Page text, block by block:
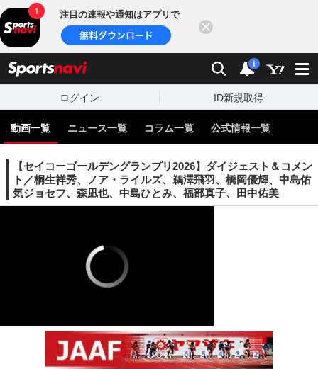
注目の速報や通知はアプリで
検索 通知
i
ログイン ID新規取得
動画一覧 ニュース一覧 コラム一覧 公式情報一覧
【セイコーゴールデングランプリ2026】ダイジェスト＆コメン
ト／桐生祥秀、ノア・ライルズ、鵜澤飛羽、橋岡優輝、中島佑
気ジョセフ、森凪也、中島ひとみ、福部真子、田中佑美